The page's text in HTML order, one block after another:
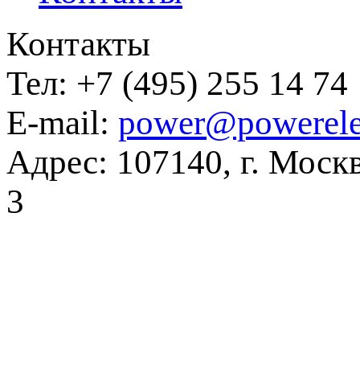
Контакты
Тел: +7 (495) 255 14 74
E-mail:
Адрес: 107140, г.
3